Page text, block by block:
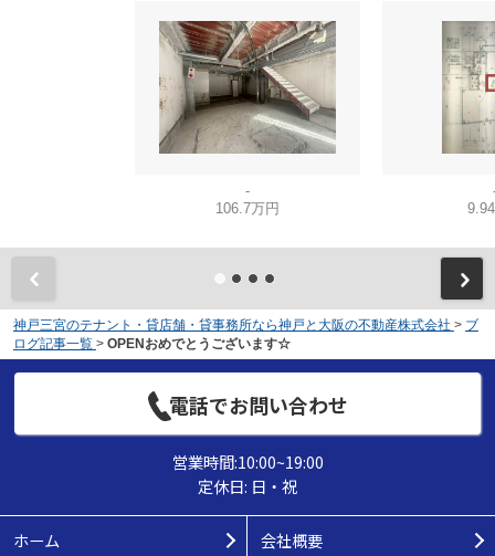
-
106.7万円
神戸三宮のテナント・貸店舗・貸事務所なら神戸と大阪の不動産株式会社 > ブ
ログ記事一覧 > OPENおめでとうございます☆
電話でお問い合わせ
営業時間:10:00~19:00
定休日: 日・祝
ホーム 会社概要